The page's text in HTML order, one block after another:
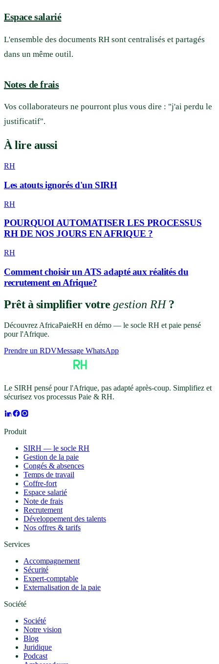
Espace salarié
L'ensemble des documents RH sont centralisés et partagés
dans un même outil.
Notes de frais
Vos collaborateurs ne pourront plus vous dire : "j'ai perdu le
justificatif".
À lire aussi
RH
Les atouts ignorés d'un SIRH
RH
POURQUOI AUTOMATISER LES PROCESSUS
RH DE NOS JOURS EN AFRIQUE ?
RH
Comment choisir un ATS adapté aux réalités du
recrutement en Afrique?
Prêt à simplifier votregestion RH?
Découvrez AfricaPaieRH en démo — le socle RH et paie pensé
pour l'Afrique.
Prendre un RDVMessage WhatsApp
Le SIRH pensé pour l'Afrique, pas adapté après-coup. Simplifiez et
sécurisez vos processus Paie & RH.
Produit
SIRH — le socle RH
Gestion de la paie
Congés & absences
Temps de travail
Coffre-fort
Espace salarié
Note de frais
Recrutement
Développement des talents
Nos offres & tarifs
Services
Accompagnement
Sécurité
Expert-comptable
Externalisation de la paie
Société
Société
Notre vision
Blog
Juridique
Podcast